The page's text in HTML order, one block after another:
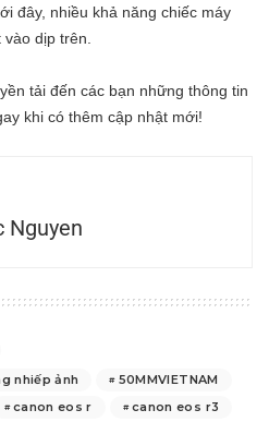
đây, nhiều khả năng chiếc máy
dịp trên.
tải đến các bạn những thông tin
khi có thêm cập nhật mới!
Nguyen
nhiếp ảnh
50MMVIETNAM
canon eos r
canon eos r3